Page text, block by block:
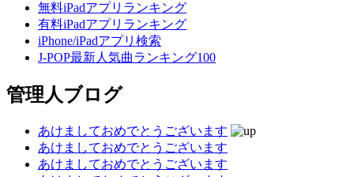
無料iPadアプリランキング
有料iPadアプリランキング
iPhone/iPadアプリ検索
J-POP最新人気曲ランキング100
管理人ブログ
あけましておめでとうございます
あけましておめでとうございます
あけましておめでとうございます